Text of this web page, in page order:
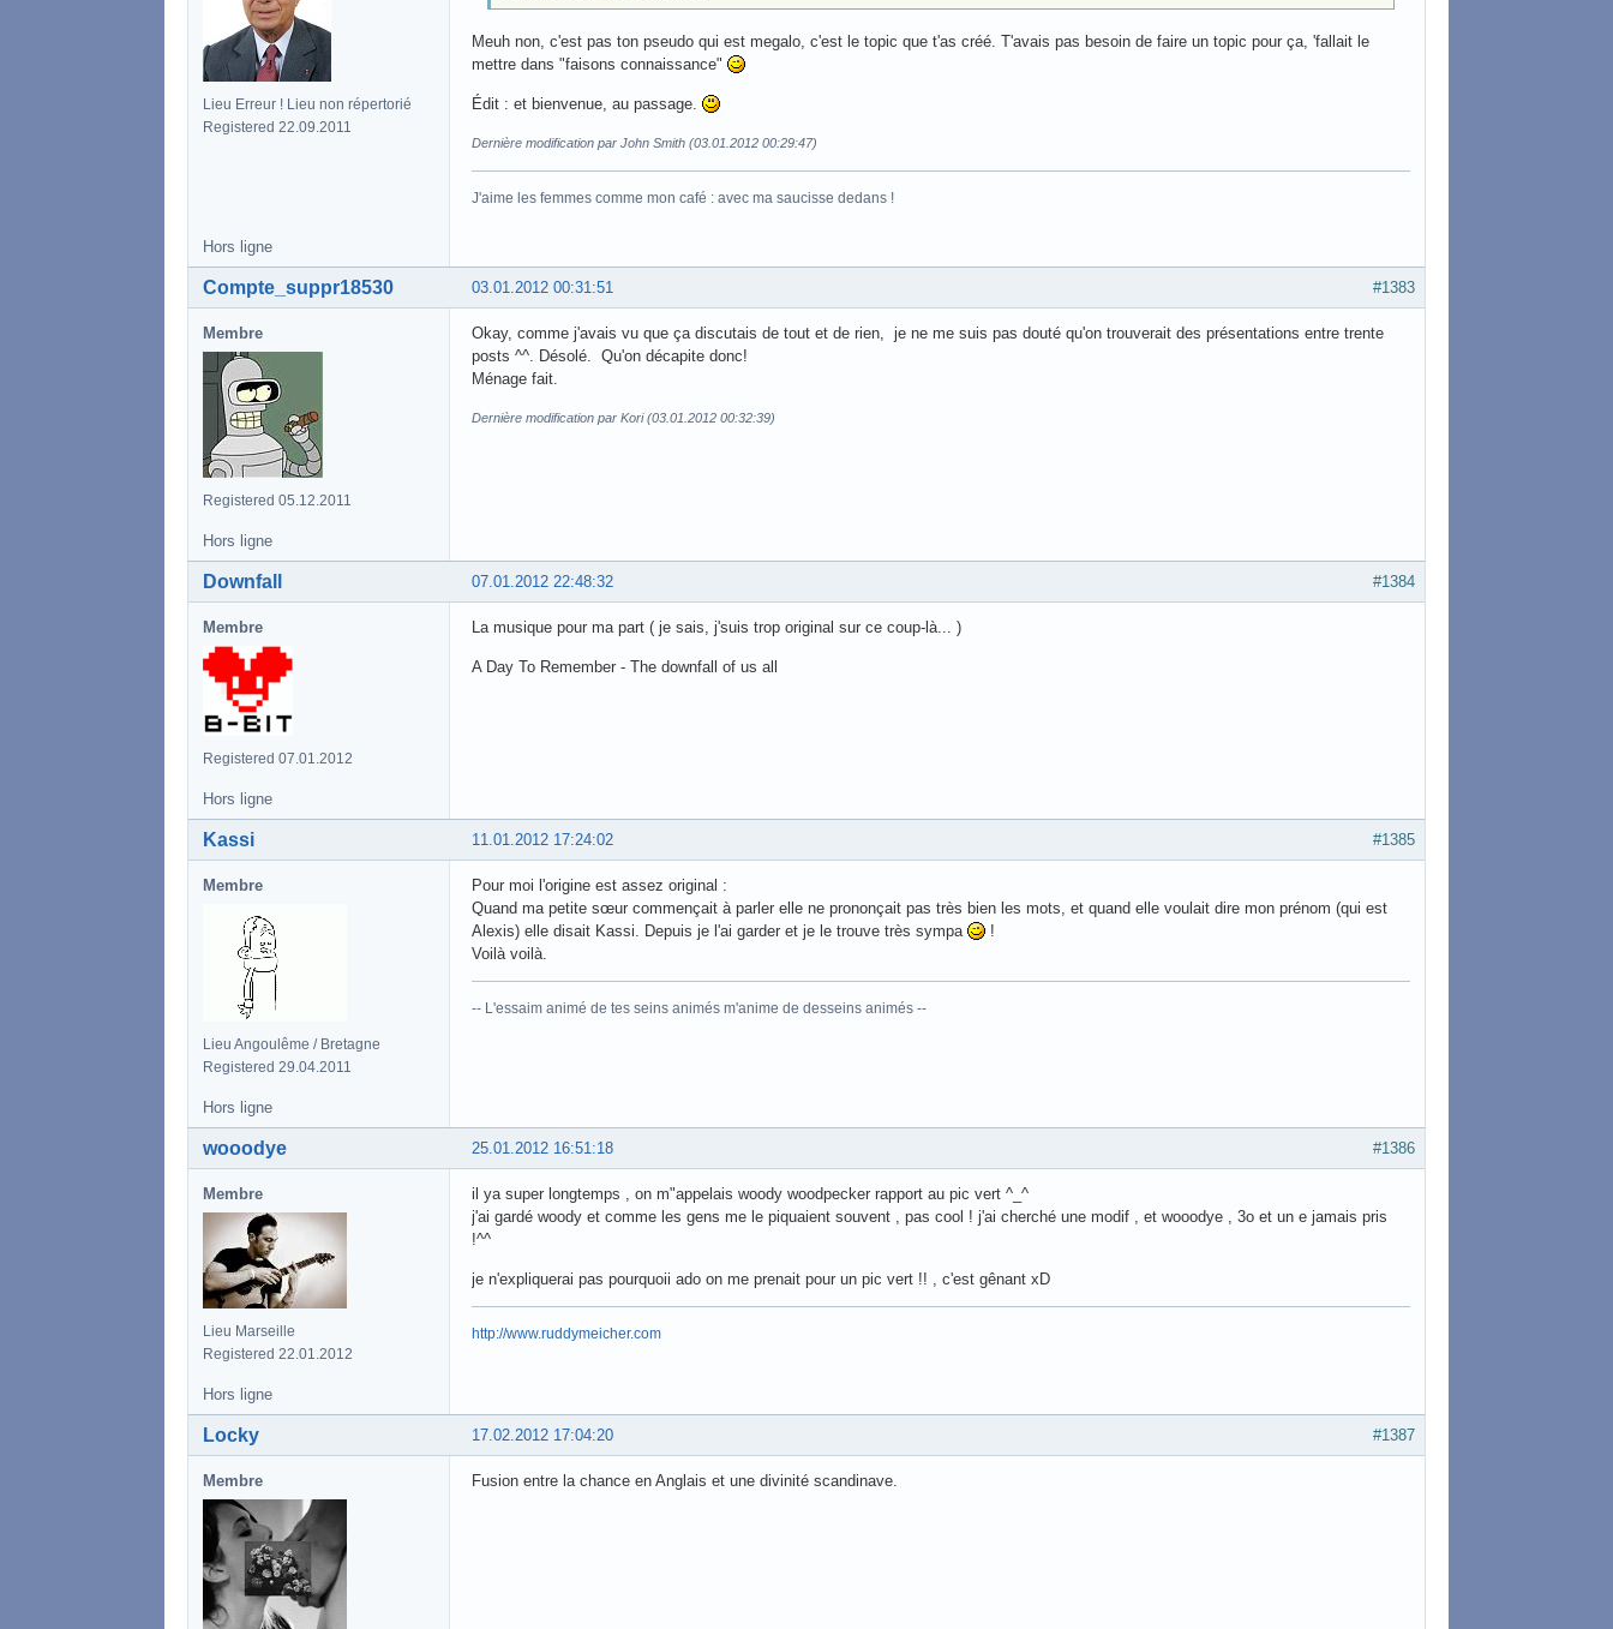
Lieu Erreur ! Lieu non répertorié
Registered 22.09.2011
Meuh non, c'est pas ton pseudo qui est megalo, c'est le topic que t'as créé. T'avais pas besoin de faire un topic pour ça, 'fallait le
mettre dans "faisons connaissance"
Édit : et bienvenue, au passage.
Dernière modification par John Smith (03.01.2012 00:29:47)
J'aime les femmes comme mon café : avec ma saucisse dedans !
Hors ligne
#1383
03.01.2012 00:31:51
Compte_suppr18530
Membre
Registered 05.12.2011
Okay, comme j'avais vu que ça discutais de tout et de rien, je ne me suis pas douté qu'on trouverait des présentations entre trente
posts ^^. Désolé. Qu'on décapite donc!
Ménage fait.
Dernière modification par Kori (03.01.2012 00:32:39)
Hors ligne
#1384
07.01.2012 22:48:32
Downfall
Membre
Registered 07.01.2012
La musique pour ma part ( je sais, j'suis trop original sur ce coup-là... )
A Day To Remember - The downfall of us all
Hors ligne
#1385
11.01.2012 17:24:02
Kassi
Membre
Lieu Angoulême / Bretagne
Registered 29.04.2011
Pour moi l'origine est assez original :
Quand ma petite sœur commençait à parler elle ne prononçait pas très bien les mots, et quand elle voulait dire mon prénom (qui est
Alexis) elle disait Kassi. Depuis je l'ai garder et je le trouve très sympa
!
Voilà voilà.
-- L'essaim animé de tes seins animés m'anime de desseins animés --
Hors ligne
#1386
25.01.2012 16:51:18
wooodye
Membre
Lieu Marseille
Registered 22.01.2012
il ya super longtemps , on m"appelais woody woodpecker rapport au pic vert ^_^
j'ai gardé woody et comme les gens me le piquaient souvent , pas cool ! j'ai cherché une modif , et wooodye , 3o et un e jamais pris
!^^
je n'expliquerai pas pourquoii ado on me prenait pour un pic vert !! , c'est gênant xD
http://www.ruddymeicher.com
Hors ligne
#1387
17.02.2012 17:04:20
Locky
Membre Fusion entre la chance en Anglais et une divinité scandinave.